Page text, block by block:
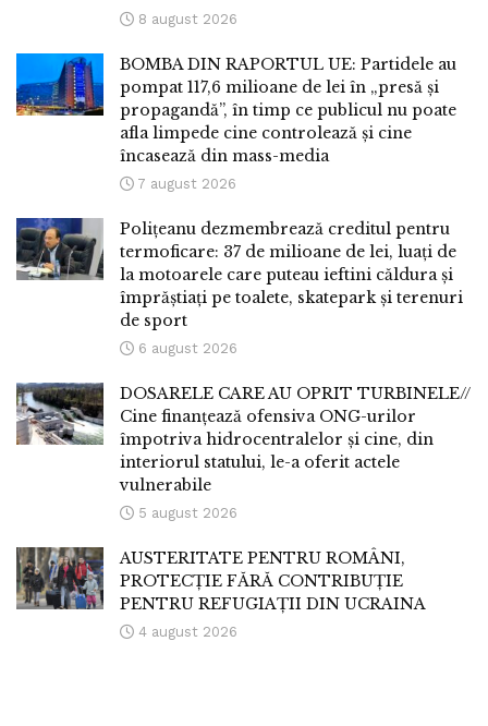
8 august 2026
BOMBA DIN RAPORTUL UE: Partidele au
pompat 117,6 milioane de lei în „presă și
propagandă”, în timp ce publicul nu poate
afla limpede cine controlează și cine
încasează din mass-media
7 august 2026
Polițeanu dezmembrează creditul pentru
termoficare: 37 de milioane de lei, luați de
la motoarele care puteau ieftini căldura și
împrăștiați pe toalete, skatepark și terenuri
de sport
6 august 2026
DOSARELE CARE AU OPRIT TURBINELE//
Cine finanțează ofensiva ONG-urilor
împotriva hidrocentralelor și cine, din
interiorul statului, le-a oferit actele
vulnerabile
5 august 2026
AUSTERITATE PENTRU ROMÂNI,
PROTECȚIE FĂRĂ CONTRIBUȚIE
PENTRU REFUGIAȚII DIN UCRAINA
4 august 2026